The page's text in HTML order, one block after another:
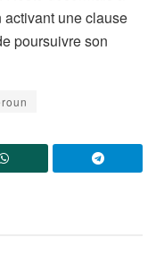
une clause
poursuivre son